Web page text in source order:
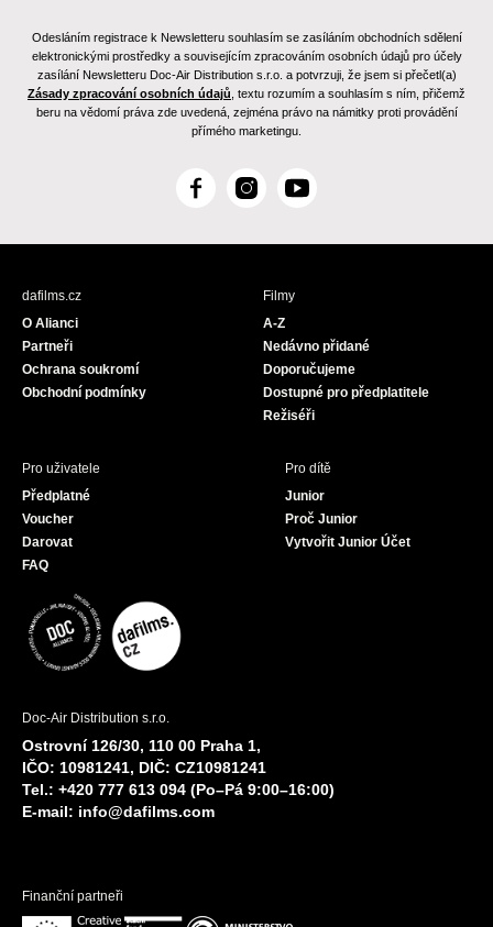
Odesláním registrace k Newsletteru souhlasím se zasíláním obchodních sdělení
elektronickými prostředky a souvisejícím zpracováním osobních údajů pro účely
zasílání Newsletteru Doc-Air Distribution s.r.o. a potvrzuji, že jsem si přečetl(a)
Zásady zpracování osobních údajů , textu rozumím a souhlasím s ním, přičemž
beru na vědomí práva zde uvedená, zejména právo na námitky proti provádění
přímého marketingu.
F
c
I
s
Y
u
dafilms.cz
O Alianci
Partneři
Ochrana soukromí
Obchodní podmínky
Filmy
A-Z
Nedávno přidané
Doporučujeme
Dostupné pro předplatitele
Režiséři
Pro uživatele
Předplatné
Voucher
Darovat
FAQ
Pro dítě
Junior
Proč Junior
Vytvořit Junior Účet
Doc-Air Distribution s.r.o.
Ostrovní 126/30, 110 00 Praha 1,
IČO: 10981241, DIČ: CZ10981241
Tel.: +420 777 613 094 (Po–Pá 9:00–16:00)
E-mail: info@dafilms.com
Finanční partneři